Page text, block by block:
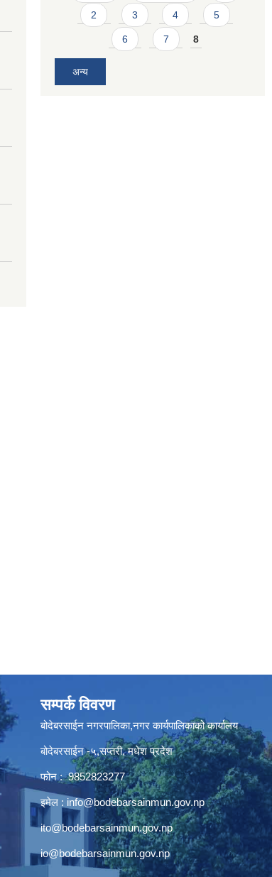
2 3 4 5
6 7 8
अन्य
सम्पर्क विवरण
बोदेबरसाईन नगरपालिका,नगर कार्यपालिकाको कार्यालय
बोदेबरसाईन -५,सप्तरी, मधेश प्रदेश
फोन : 9852823277
इमेल : info@bodebarsainmun.gov.np
ito@bodebarsainmun.gov.np
io@bodebarsainmun.gov.np